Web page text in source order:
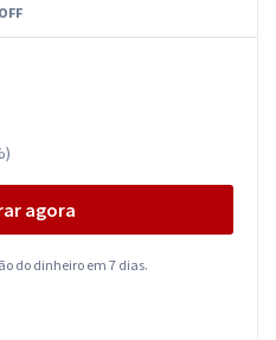
agora
do dinheiro em 7 dias.